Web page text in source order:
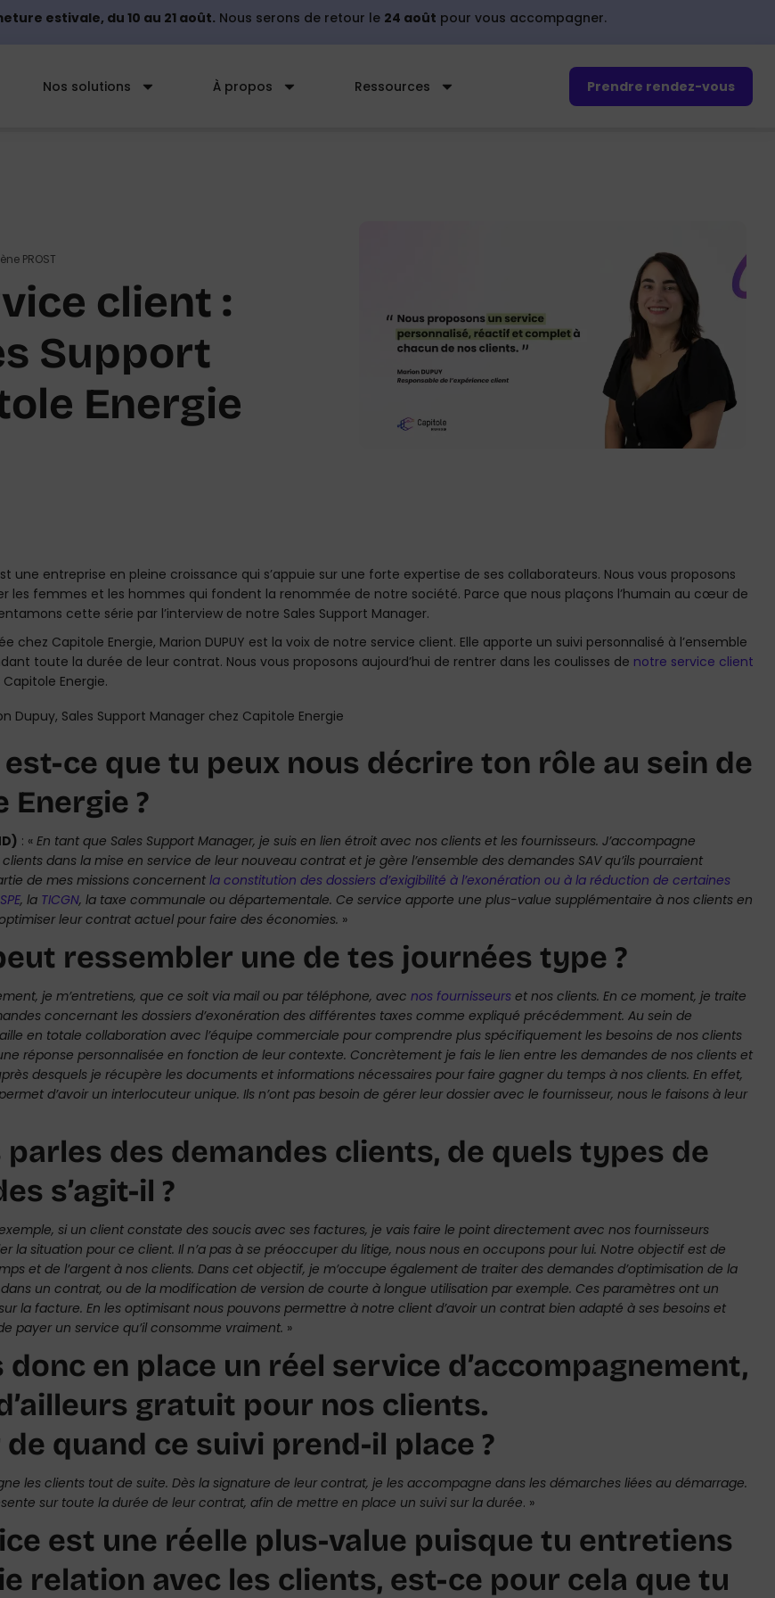
estivale, du 10 au 21 août. Nous serons de retour le 24 août pour vous accompagner.
Nos solutions À propos Ressources Prendre rendez-vous
PROST
client :
Support
Energie
une entreprise en pleine croissance qui s’appuie sur une forte expertise de ses collaborateurs. Nous vous proposons
les femmes et les hommes qui fondent la renommée de notre société. Parce que nous plaçons l’humain au cœur de
cette série par l’interview de notre Sales Support Manager.
chez Capitole Energie, Marion DUPUY est la voix de notre service client. Elle apporte un suivi personnalisé à l’ensemble
toute la durée de leur contrat. Nous vous proposons aujourd’hui de rentrer dans les coulisses de notre service client
Energie.
ce que tu peux nous décrire ton rôle au sein de
Energie ?
: « En tant que Sales Support Manager, je suis en lien étroit avec nos clients et les fournisseurs. J’accompagne
dans la mise en service de leur nouveau contrat et je gère l’ensemble des demandes SAV qu’ils pourraient
de mes missions concernent la constitution des dossiers d’exigibilité à l’exonération ou à la réduction de certaines
, la TICGN, la taxe communale ou départementale. Ce service apporte une plus-value supplémentaire à nos clients en
leur contrat actuel pour faire des économies. »
ressembler une de tes journées type ?
je m’entretiens, que ce soit via mail ou par téléphone, avec nos fournisseurs et nos clients. En ce moment, je traite
concernant les dossiers d’exonération des différentes taxes comme expliqué précédemment. Au sein de
en totale collaboration avec l’équipe commerciale pour comprendre plus spécifiquement les besoins de nos clients
réponse personnalisée en fonction de leur contexte. Concrètement je fais le lien entre les demandes de nos clients et
desquels je récupère les documents et informations nécessaires pour faire gagner du temps à nos clients. En effet,
d’avoir un interlocuteur unique. Ils n’ont pas besoin de gérer leur dossier avec le fournisseur, nous le faisons à leur
parles des demandes clients, de quels types de
s’agit-il ?
si un client constate des soucis avec ses factures, je vais faire le point directement avec nos fournisseurs
la situation pour ce client. Il n’a pas à se préoccuper du litige, nous nous en occupons pour lui. Notre objectif est de
et de l’argent à nos clients. Dans cet objectif, je m’occupe également de traiter des demandes d’optimisation de la
un contrat, ou de la modification de version de courte à longue utilisation par exemple. Ces paramètres ont un
la facture. En les optimisant nous pouvons permettre à notre client d’avoir un contrat bien adapté à ses besoins et
payer un service qu’il consomme vraiment. »
donc en place un réel service d’accompagnement,
gratuit pour nos clients.
quand ce suivi prend-il place ?
les clients tout de suite. Dès la signature de leur contrat, je les accompagne dans les démarches liées au démarrage.
sur toute la durée de leur contrat, afin de mettre en place un suivi sur la durée. »
est une réelle plus-value puisque tu entretiens
relation avec les clients, est-ce pour cela que tu